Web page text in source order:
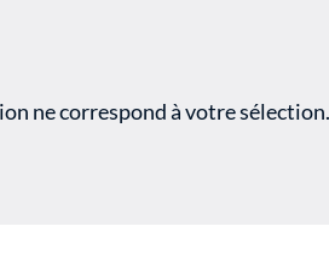
ne correspond à votre sélection.